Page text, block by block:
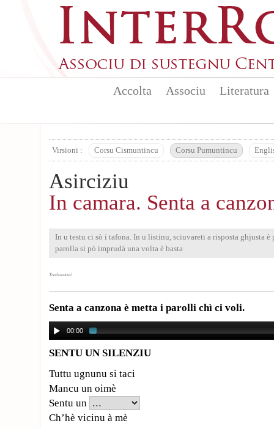
Accolta Associu Literatura
Virsioni : Corsu Cismuntincu Corsu Pumuntincu
Asirciziu
In camara. Senta a
In u testu ci sò i tafona. In u listinu, sciuvareti a risposta ghjusta
parolla si pò imprudà una volta è basta
Traduzzioni
Senta a canzona è metta i parolli chì ci voli.
00:00
SENTU UN SILENZIU
Tuttu ugnunu si taci
Mancu un oimè
Sentu un
Ch’hè vicinu à mè